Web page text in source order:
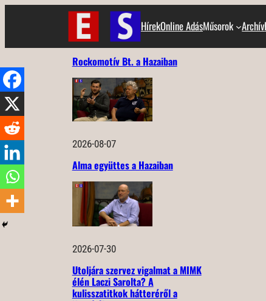
HírekOnline AdásMűsorok Archív
Rockomotív Bt. a Hazaiban
2026-08-07
Alma együttes a Hazaiban
2026-07-30
Utoljára szervez vigalmat a MIMK
élén Laczi Sarolta? A
kulisszatitkok hátteréről a